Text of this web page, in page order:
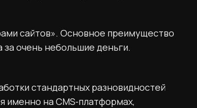
сайтов». Основное преимущество
очень небольшие деньги.
стандартных разновидностей
именно на CMS‑платформах,